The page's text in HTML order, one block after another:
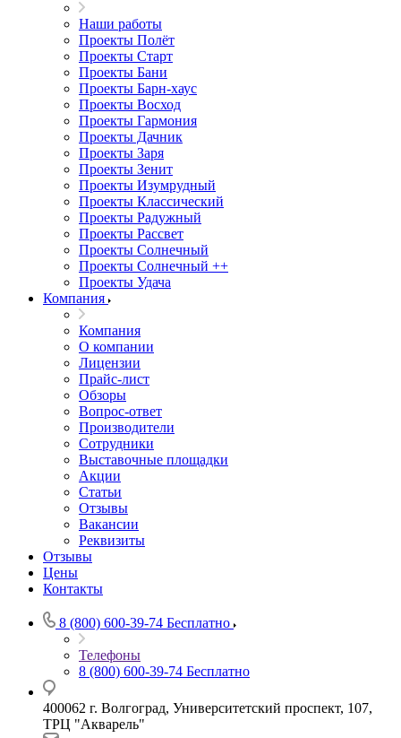
Наши работы
Проекты Полёт
Проекты Старт
Проекты Бани
Проекты Барн-хаус
Проекты Восход
Проекты Гармония
Проекты Дачник
Проекты Заря
Проекты Зенит
Проекты Изумрудный
Проекты Классический
Проекты Радужный
Проекты Рассвет
Проекты Солнечный
Проекты Солнечный ++
Проекты Удача
Компания
Компания
О компании
Лицензии
Прайс-лист
Обзоры
Вопрос-ответ
Производители
Сотрудники
Выставочные площадки
Акции
Статьи
Отзывы
Вакансии
Реквизиты
Отзывы
Цены
Контакты
8 (800) 600-39-74 Бесплатно
Телефоны
8 (800) 600-39-74 Бесплатно
400062 г. Волгоград, Университетский проспект, 107,
ТРЦ "Акварель"